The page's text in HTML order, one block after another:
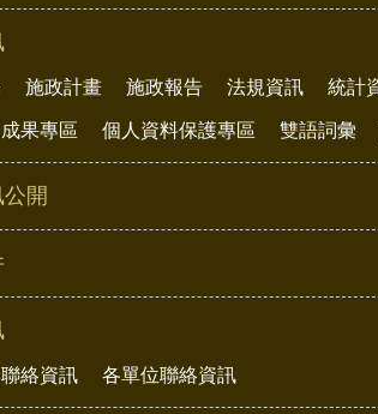
施政計畫 施政報告 法規資訊 統計
果專區 個人資料保護專區 雙語詞彙
開
絡資訊 各單位聯絡資訊